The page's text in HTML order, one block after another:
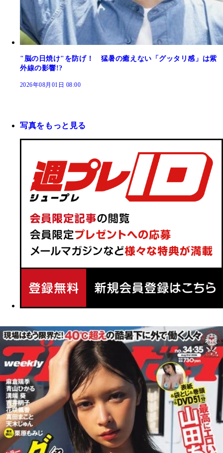
"脳の日焼け"を防げ！ 猛暑の癒えない「グッタリ感」は紫
外線の影響!?
2026年08月01日 08:00
写真をもっと見る